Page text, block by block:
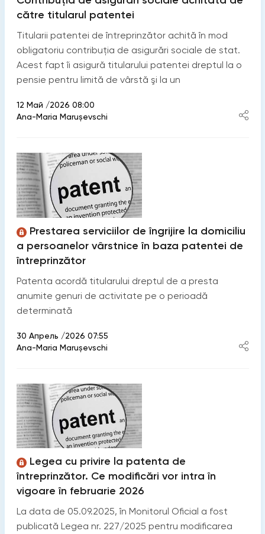
către titularul patentei
Titularii patentei de întreprinzător achită în mod
obligatoriu contribuţia de asigurări sociale de stat.
Acest fapt îi asigură titularului patentei dreptul la o
pensie pentru limită de vârstă şi la un
12 Май /2026 08:00
Ana-Maria Marușevschi
Prestarea serviciilor de îngrijire la domiciliu
a persoanelor vârstnice în baza patentei de
întreprinzător
Patenta acordă titularului dreptul de a presta
anumite genuri de activitate pe o perioadă
determinată
30 Апрель /2026 07:55
Ana-Maria Marușevschi
Legea cu privire la patenta de
întreprinzător. Ce modificări vor intra în
vigoare în februarie 2026
La data de 05.09.2025, în Monitorul Oficial a fost
publicată Legea nr. 227/2025 pentru modificarea